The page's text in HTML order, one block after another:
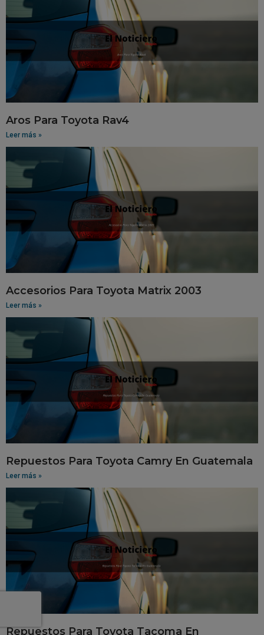
Aros Para Toyota Rav4
Leer más »
Accesorios Para Toyota Matrix 2003
Leer más »
Repuestos Para Toyota Camry En Guatemala
Leer más »
Repuestos Para Toyota Tacoma En